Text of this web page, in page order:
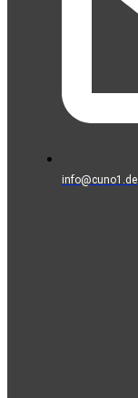
info@cuno1.de